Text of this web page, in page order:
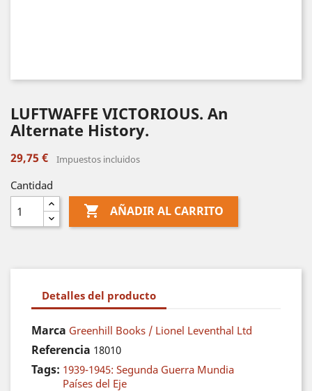
LUFTWAFFE VICTORIOUS. An
Alternate History.
29,75 € Impuestos incluidos
Cantidad
 AÑADIR AL CARRITO
Detalles del producto
Marca Greenhill Books / Lionel Leventhal Ltd
Referencia 18010
Tags: 1939-1945: Segunda Guerra Mundia
Países del Eje